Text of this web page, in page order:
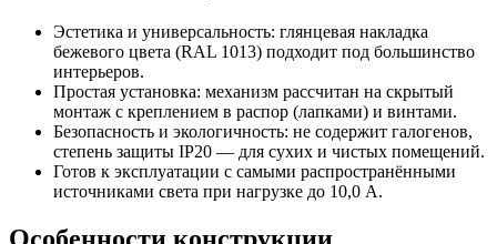
Эстетика и универсальность: глянцевая накладка
бежевого цвета (RAL 1013) подходит под большинство
интерьеров.
Простая установка: механизм рассчитан на скрытый
монтаж с креплением в распор (лапками) и винтами.
Безопасность и экологичность: не содержит галогенов,
степень защиты IP20 — для сухих и чистых помещений.
Готов к эксплуатации с самыми распространёнными
источниками света при нагрузке до 10,0 А.
Особенности конструкции